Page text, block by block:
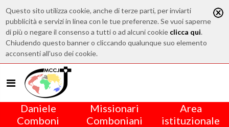
Questo sito utilizza cookie, anche di terze parti, per inviarti
pubblicità e servizi in linea con le tue preferenze. Se vuoi saperne
di più o negare il consenso a tutti o ad alcuni cookie clicca qui.
Chiudendo questo banner o cliccando qualunque suo elemento
acconsenti all'uso dei cookie.
Daniele
Comboni
Missionari
Comboniani
Area
istituzionale